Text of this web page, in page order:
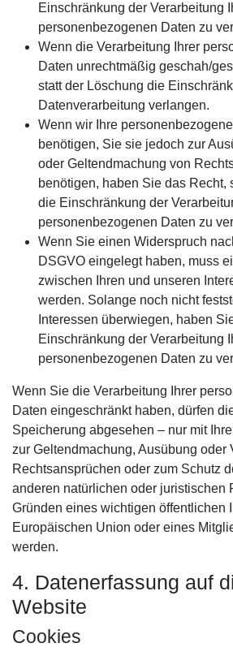
Einschränkung der Verarbeitung
personenbezogenen Daten zu
Wenn die Verarbeitung Ihrer
Daten unrechtmäßig geschah/
statt der Löschung die
Datenverarbeitung verlangen.
Wenn wir Ihre
benötigen, Sie sie jedoch zur
oder Geltendmachung von
benötigen, haben Sie das Recht,
die Einschränkung der
personenbezogenen Daten zu
Wenn Sie einen Widerspruch
DSGVO eingelegt haben, muss
zwischen Ihren und unseren
werden. Solange noch nicht
Interessen überwiegen, haben
Einschränkung der Verarbeitung
personenbezogenen Daten zu
Wenn Sie die Verarbeitung Ihrer
Daten eingeschränkt haben, dürfen
Speicherung abgesehen – nur mit
zur Geltendmachung, Ausübung oder
Rechtsansprüchen oder zum Schutz
anderen natürlichen oder juristischen
Gründen eines wichtigen öffentlichen
Europäischen Union oder eines
werden.
4. Datenerfassung auf
Website
Cookies